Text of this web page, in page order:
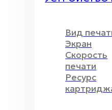
Вид
Экран
Скорость
печати
Ресурс